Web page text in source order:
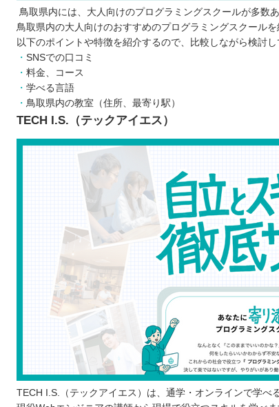
就職・転職の場面で有利に働く
一人で学ぶより効率が良い
わからないことがあっても相談しやすい
プログラミングスクールに通う3つのデメリット
費用がかかる
学習のスケジュールが決められている
就職・転職に絶対役立つとは限らない
どんなプログラミング言語を学ぶのが良いのか
子ども向けと大人向けで学ぶことに違いはあるか
お得にプログラミングスクールに通える制度
プログラミングスクールで挫折しないために
【鳥取】子ども向けのおすすめプログラミングス
QUREOプログラミング教室
個別指導Axisロボットプログラミング講座
ロボ団
TIA Kids School
鳥取県で自分にあったプログラミングスクールを
鳥取県内には、大人向けのプログラミングスクールが多数あ
鳥取県内の大人向けのおすすめのプログラミングスクールを
以下のポイントや特徴を紹介するので、比較しながら検討し
SNSでの口コミ
料金、コース
学べる言語
鳥取県内の教室（住所、最寄り駅）
TECH I.S.（テックアイエス）
TECH I.S.（テックアイエス）は、通学・オンラインで学べ